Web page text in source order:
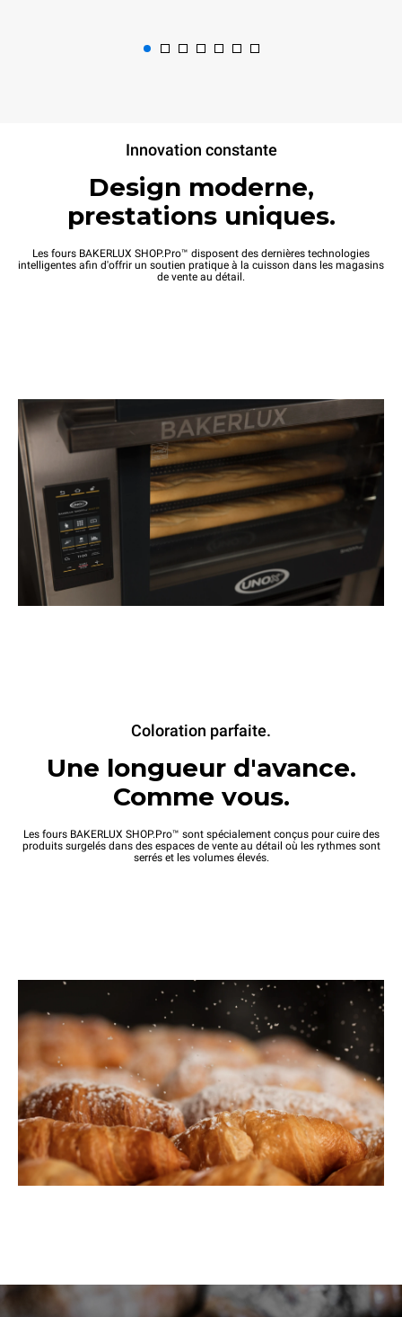
niveaux
Ouverture automatique de la porte
COUNTERTOP
10 600x400
niveaux
Innovation constante
Design moderne,
prestations uniques.
Les fours BAKERLUX SHOP.Pro™ disposent des dernières technologies
intelligentes afin d'offrir un soutien pratique à la cuisson dans les magasins
de vente au détail.
Coloration parfaite.
Une longueur d'avance.
Comme vous.
Les fours BAKERLUX SHOP.Pro™ sont spécialement conçus pour cuire des
produits surgelés dans des espaces de vente au détail où les rythmes sont
serrés et les volumes élevés.